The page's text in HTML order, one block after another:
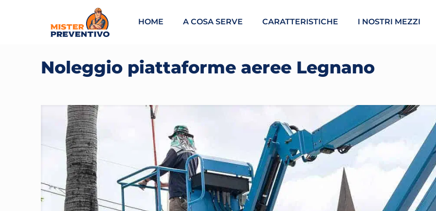
HOME A COSA SERVE CARATTERISTICHE I NOSTRI MEZZI
Noleggio piattaforme aeree Legnano